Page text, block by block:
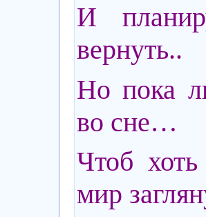
И
вернуть..
Но пока
во сне…
Чтоб
мир